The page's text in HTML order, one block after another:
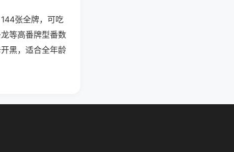
张全牌，可吃
等高番牌型番数
黑，适合全年龄